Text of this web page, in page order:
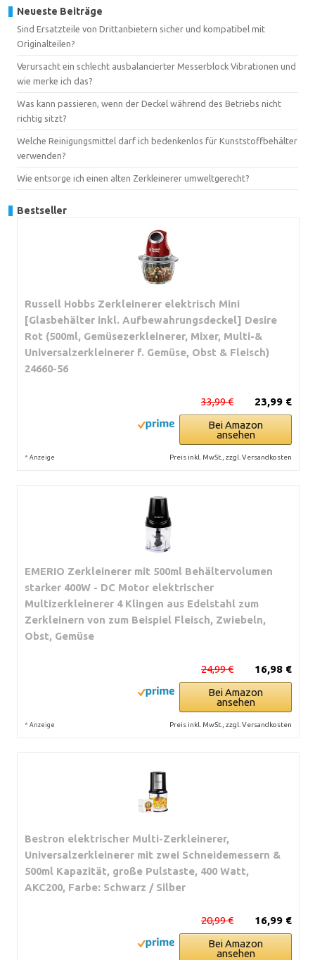
Neueste Beiträge
Sind Ersatzteile von Drittanbietern sicher und kompatibel mit
Originalteilen?
Verursacht ein schlecht ausbalancierter Messerblock Vibrationen und
wie merke ich das?
Was kann passieren, wenn der Deckel während des Betriebs nicht
richtig sitzt?
Welche Reinigungsmittel darf ich bedenkenlos für Kunststoffbehälter
verwenden?
Wie entsorge ich einen alten Zerkleinerer umweltgerecht?
Bestseller
Russell Hobbs Zerkleinerer elektrisch Mini
[Glasbehälter inkl. Aufbewahrungsdeckel] Desire
Rot (500ml, Gemüsezerkleinerer, Mixer, Multi-&
Universalzerkleinerer f. Gemüse, Obst & Fleisch)
24660-56
23,99 €
33,99 €
Bei Amazon
ansehen
* Anzeige Preis inkl. MwSt., zzgl. Versandkosten
EMERIO Zerkleinerer mit 500ml Behältervolumen
starker 400W - DC Motor elektrischer
Multizerkleinerer 4 Klingen aus Edelstahl zum
Zerkleinern von zum Beispiel Fleisch, Zwiebeln,
Obst, Gemüse
16,98 €
24,99 €
Bei Amazon
ansehen
* Anzeige Preis inkl. MwSt., zzgl. Versandkosten
Bestron elektrischer Multi-Zerkleinerer,
Universalzerkleinerer mit zwei Schneidemessern &
500ml Kapazität, große Pulstaste, 400 Watt,
AKC200, Farbe: Schwarz / Silber
16,99 €
20,99 €
Bei Amazon
ansehen